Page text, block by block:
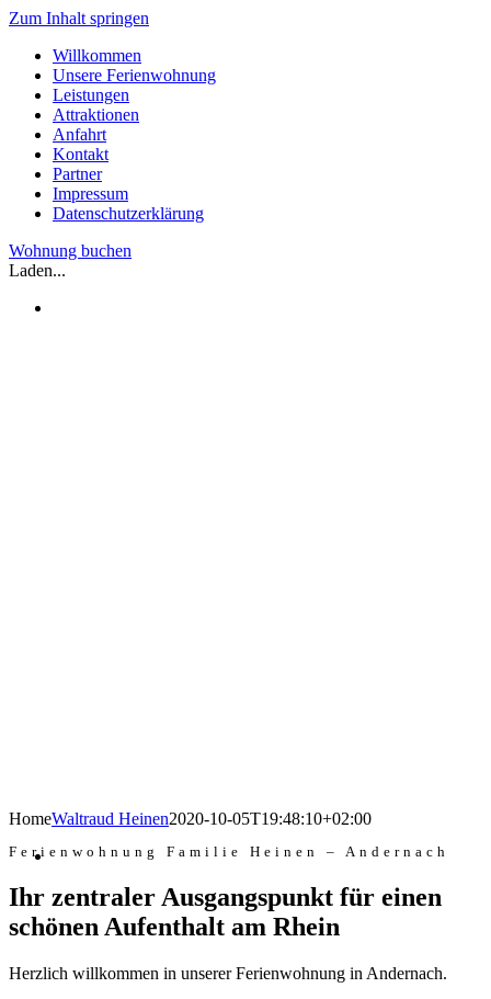
Zum Inhalt springen
Willkommen
Unsere Ferienwohnung
Leistungen
Attraktionen
Anfahrt
Kontakt
Partner
Impressum
Datenschutzerklärung
Wohnung buchen
Laden...
HomeWaltraud Heinen2020-10-05T19:48:10+02:00
Ferienwohnung Familie Heinen – Andernach
Ihr zentraler Ausgangspunkt für einen
schönen Aufenthalt am Rhein
Herzlich willkommen in unserer Ferienwohnung in Andernach.